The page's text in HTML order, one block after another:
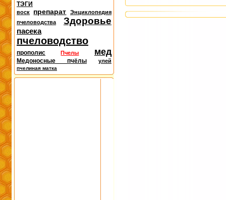
ТЭГИ
воск препарат
Энциклопедия
пчеловодства
Здоровье
пасека
пчеловодство
прополис Пчелы мед
Медоносные пчёлы улей
пчелиная матка